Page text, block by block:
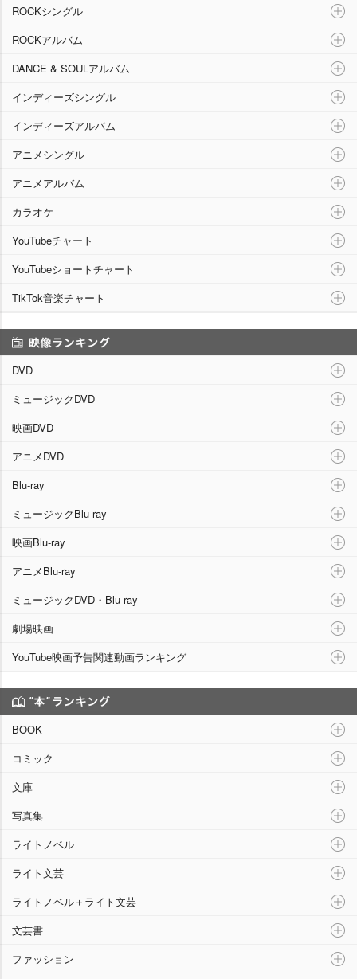
ROCKシングル
ROCKアルバム
DANCE & SOULアルバム
インディーズシングル
インディーズアルバム
アニメシングル
アニメアルバム
カラオケ
YouTubeチャート
YouTubeショートチャート
TikTok音楽チャート
DVD
ミュージックDVD
映画DVD
アニメDVD
Blu-ray
ミュージックBlu-ray
映画Blu-ray
アニメBlu-ray
ミュージックDVD・Blu-ray
劇場映画
YouTube映画予告関連動画ランキング
BOOK
コミック
文庫
写真集
ライトノベル
ライト文芸
ライトノベル＋ライト文芸
文芸書
ファッション